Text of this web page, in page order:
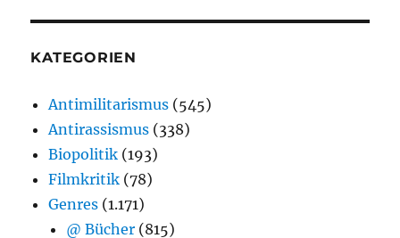
KATEGORIEN
Antimilitarismus (545)
Antirassismus (338)
Biopolitik (193)
Filmkritik (78)
Genres (1.171)
@ Bücher (815)